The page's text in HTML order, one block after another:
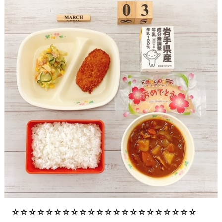
☆☆☆☆☆☆☆☆☆☆☆☆☆☆☆☆☆☆☆☆☆☆